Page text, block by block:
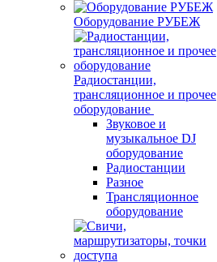
Оборудование РУБЕЖ
Радиостанции,
трансляционное и прочее
оборудование
Звуковое и
музыкальное DJ
оборудование
Радиостанции
Разное
Трансляционное
оборудование